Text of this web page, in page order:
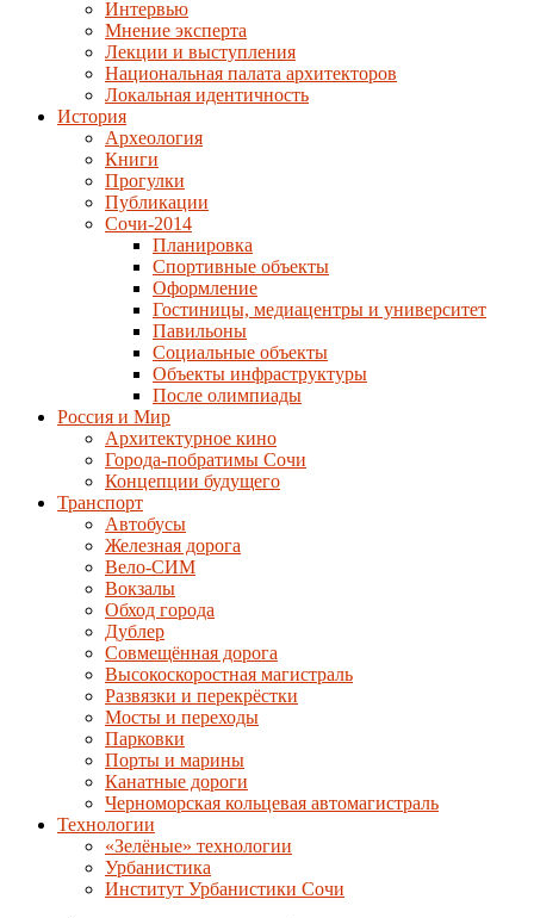
Интервью
Мнение эксперта
Лекции и выступления
Национальная палата архитекторов
Локальная идентичность
История
Археология
Книги
Прогулки
Публикации
Сочи-2014
Планировка
Спортивные объекты
Оформление
Гостиницы, медиацентры и университет
Павильоны
Социальные объекты
Объекты инфраструктуры
После олимпиады
Россия и Мир
Архитектурное кино
Города-побратимы Сочи
Концепции будущего
Транспорт
Автобусы
Железная дорога
Вело-СИМ
Вокзалы
Обход города
Дублер
Совмещённая дорога
Высокоскоростная магистраль
Развязки и перекрёстки
Мосты и переходы
Парковки
Порты и марины
Канатные дороги
Черноморская кольцевая автомагистраль
Технологии
«Зелёные» технологии
Урбанистика
Институт Урбанистики Сочи